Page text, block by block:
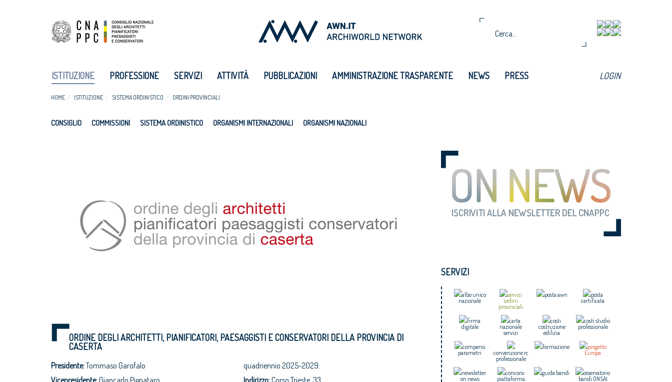
ISTITUZIONE PROFESSIONE SERVIZI ATTIVITÀ PUBBLICAZIONI AMMINISTRAZIONE TRASPARENTE NEWS PRESS LOGIN
HOME ISTITUZIONE SISTEMA ORDINISTICO ORDINI PROVINCIALI
CONSIGLIO COMMISSIONI SISTEMA ORDINISTICO ORGANISMI INTERNAZIONALI ORGANISMI NAZIONALI
ORDINE DEGLI ARCHITETTI, PIANIFICATORI, PAESAGGISTI E CONSERVATORI DELLA PROVINCIA DI
CASERTA
Presidente:Tommaso Garofalo
Vicepresidente:Giancarlo Pignataro
quadriennio 2025-2029.
Indirizzo:Corso Trieste, 33
SERVIZI
albo unico
nazionale
servizi
ordini
provinciali
posta awn
posta
certificata
firma
digitale
carta
nazionale
servizi
costi
costruzione
edilizia
costi studio
professionale
compensi
parametri
convenzione rc
professionale
formazione
progetto
Europa
newsletter
on news
concorsi
piattaforma
guida bandi
osservatorio
bandi ONSAI